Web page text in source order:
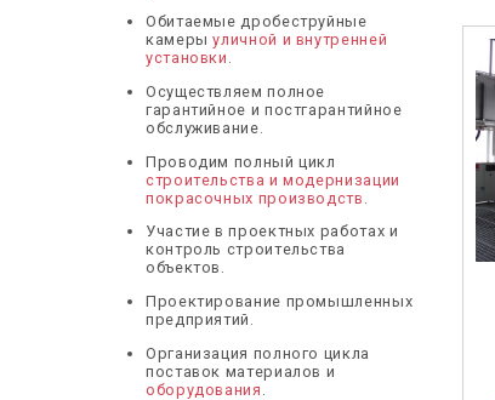
Обитаемые дробеструйные
камерыуличной и внутренней
установки .
Осуществляем полное
гарантийное и постгарантийное
обслуживание.
Проводим полный цикл
строительства и модернизации
покрасочных производств
Участие в проектных работах и
контроль строительства
объектов.
Проектирование промышленных
предприятий.
Организация полного цикла
поставок материалов и
оборудования